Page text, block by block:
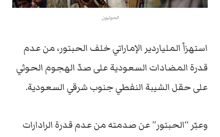
الحوثيون
استهزأ الملياردير الإماراتي خلف الحبتور، من عدم
قدرة المضادات السعودية على صدّ الهجوم الحوثي
على حقل الشيبة النفطي جنوب شرقي السعودية.
وعبّر “الحبتور” عن صدمته من عدم قدرة الرادارات